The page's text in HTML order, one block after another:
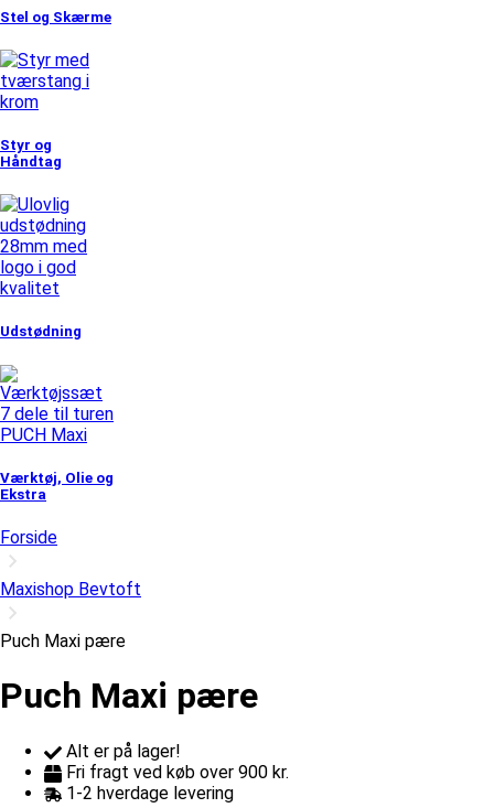
Stel og Skærme
Styr og
Håndtag
Udstødning
Værktøj, Olie og
Ekstra
Forside
Maxishop Bevtoft
Puch Maxi pære
Puch Maxi pære
Alt er på lager!
Fri fragt ved køb over 900 kr.
1-2 hverdage levering